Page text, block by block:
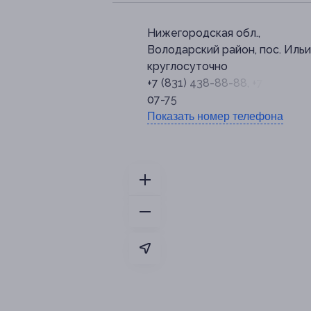
Нижегородская обл.,
Володарский район, пос.
круглосуточно
+7 (831) 438-88-88, +7 (951) 915-
07-75
Показать номер телефона